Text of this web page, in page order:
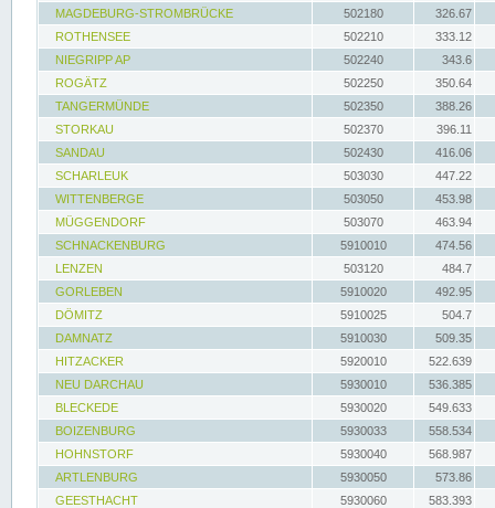
MAGDEBURG-STROMBRÜCKE
502180
326.67
ROTHENSEE
502210
333.12
NIEGRIPP AP
502240
343.6
ROGÄTZ
502250
350.64
TANGERMÜNDE
502350
388.26
STORKAU
502370
396.11
SANDAU
502430
416.06
SCHARLEUK
503030
447.22
WITTENBERGE
503050
453.98
MÜGGENDORF
503070
463.94
SCHNACKENBURG
5910010
474.56
LENZEN
503120
484.7
GORLEBEN
5910020
492.95
DÖMITZ
5910025
504.7
DAMNATZ
5910030
509.35
HITZACKER
5920010
522.639
NEU DARCHAU
5930010
536.385
BLECKEDE
5930020
549.633
BOIZENBURG
5930033
558.534
HOHNSTORF
5930040
568.987
ARTLENBURG
5930050
573.86
GEESTHACHT
5930060
583.393